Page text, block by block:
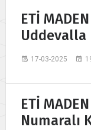
ETİ
Uddevalla
17-03-2025
ETİ
Numaralı